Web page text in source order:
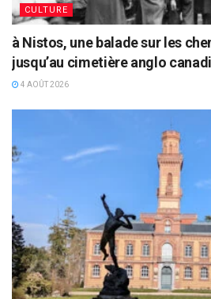
CULTURE
à Nistos, une balade sur les
jusqu’au cimetière anglo
4 AOÛT 2026